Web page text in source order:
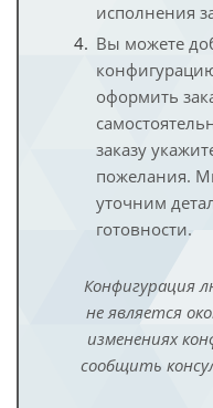
исполнения
Вы можете
оформить
заказу
пожелания.
уточним
готовности.
Конфигурация
не является
изменениях
сообщить